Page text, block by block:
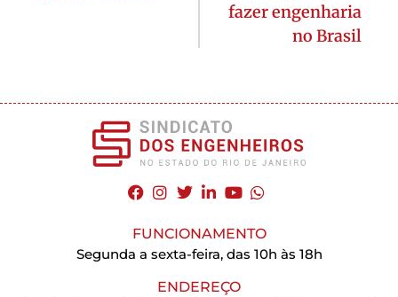
fazer engenharia
no Brasil
FUNCIONAMENTO
Segunda a sexta-feira, das 10h às 18h
ENDEREÇO